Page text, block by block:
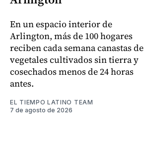
En un espacio interior de
Arlington, más de 100 hogares
reciben cada semana canastas de
vegetales cultivados sin tierra y
cosechados menos de 24 horas
antes.
EL TIEMPO LATINO TEAM
7 de agosto de 2026